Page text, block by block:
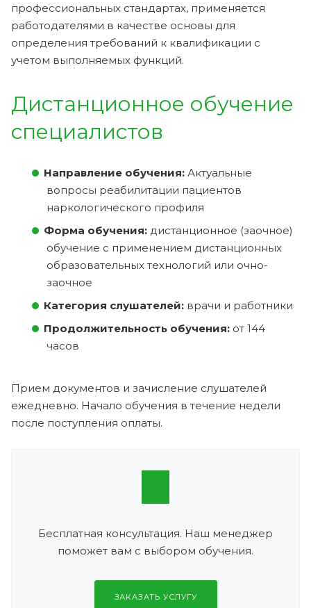
профессиональных стандартах, применяется
работодателями в качестве основы для
определения требований к квалификации с
учетом выполняемых функций.
Дистанционное обучение
специалистов
Направление обучения: Актуальные
вопросы реабилитации пациентов
наркологического профиля
Форма обучения: дистанционное (заочное)
обучение с применением дистанционных
образовательных технологий или очно-
заочное
Категория слушателей: врачи и работники
Продолжительность обучения: от 144
часов
Прием документов и зачисление слушателей
ежедневно. Начало обучения в течение недели
после поступления оплаты.
Бесплатная консультация. Наш менеджер
поможет вам с выбором обучения.
ЗАКАЗАТЬ УСЛУГУ